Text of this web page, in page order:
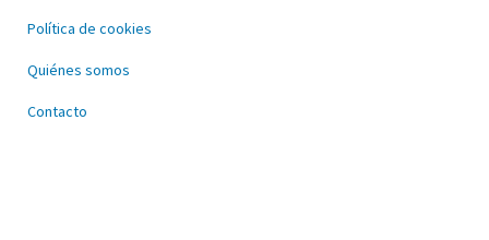
Política de cookies
Quiénes somos
Contacto